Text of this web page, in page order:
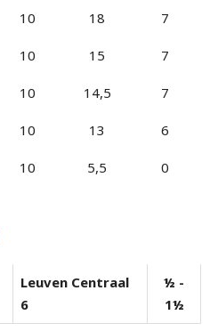
10 18 7
10 15 7
10 14,5 7
10 13 6
10 5,5 0
Leuven Centraal
6
½ -
1½